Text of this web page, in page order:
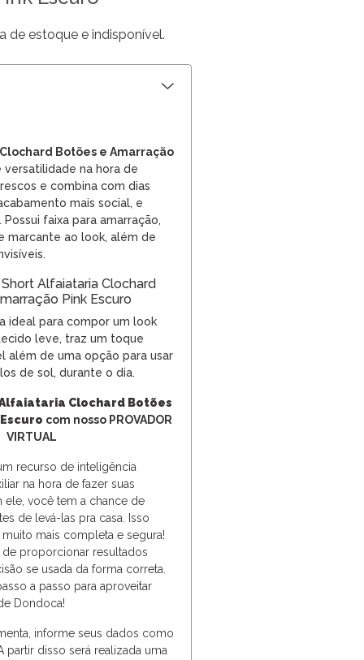
de estoque e indisponível.
Botões e Amarração
na hora de
e combina com dias
mais social, e
faixa para amarração,
marcante ao look, além de
Alfaiataria Clochard
Pink Escuro
ideal para compor um look
leve, traz um toque
além de uma opção para usar
de sol, durante o dia.
Clochard Botões
com nosso PROVADOR
VIRTUAL
recurso de inteligência
na hora de fazer suas
você tem a chance de
de levá-las pra casa. Isso
mais completa e segura!
de proporcionar resultados
se usada da forma correta.
a passo para aproveitar
Dondoca!
informe seus dados como
partir disso será realizada uma